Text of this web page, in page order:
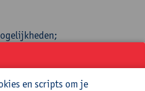
en scripts om je